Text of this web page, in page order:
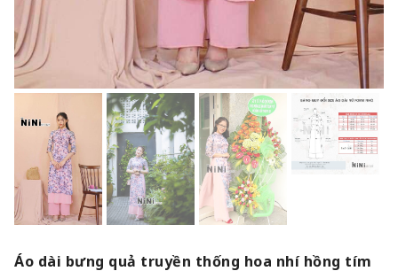
Áo dài bưng quả truyền thống hoa nhí hồng tím